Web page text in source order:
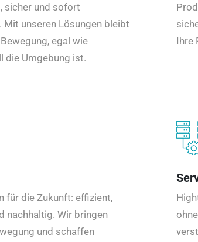
sicher und sofort
Mit unseren Lösungen bleibt
egal wie
die Umgebung ist.
Ihre
für die Zukunft: effizient,
nachhaltig. Wir bringen
und schaffen